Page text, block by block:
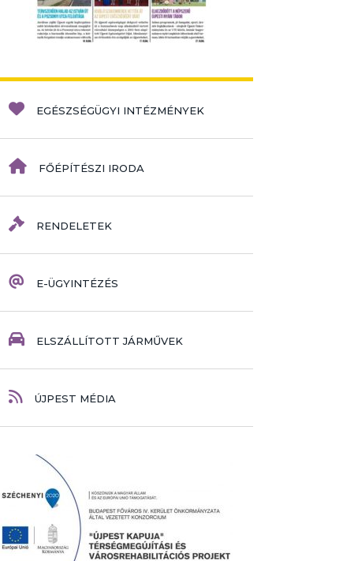
EGÉSZSÉGÜGYI INTÉZMÉNYEK
FŐÉPÍTÉSZI IRODA
RENDELETEK
E-ÜGYINTÉZÉS
ELSZÁLLÍTOTT JÁRMŰVEK
ÚJPEST MÉDIA